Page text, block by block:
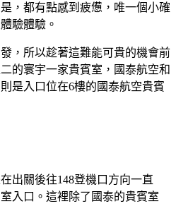
，都有點感到疲憊，唯一個小確
驗體驗。
，所以趁著這難能可貴的機會前
的寰宇一家貴賓室，國泰航空和
是入口位在6樓的國泰航空貴賓
出關後往148登機口方向一直
入口。這裡除了國泰的貴賓室